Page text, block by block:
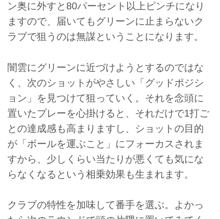
ン奥に外すと80パーセント以上ピンチになり
ますので、届いてもグリーンに止まらないク
ラブで狙うのは無謀ということになります。
闇雲にグリーンに近づけようとするのではな
く、次のショットがやさしい「グッドポジシ
ョン」を見つけて狙っていく。それを念頭に
置いたプレーを心掛けると、それだけで1打ご
との達成感も高まりますし、ショットの目的
が「ボールを運ぶこと」にフォーカスされま
すから、少しくらい当たりが悪くても気にな
らなくなるという相乗効果も生まれます。
クラブの特性を加味して番手を選ぶ。よかっ